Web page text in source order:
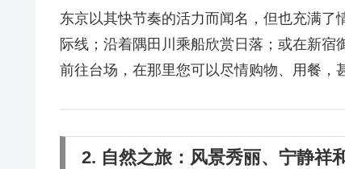
东京以其快节奏的活力而闻名，但也充满
际线；沿着隅田川乘船欣赏日落；或在新
前往台场，在那里您可以尽情购物、用餐，
2. 自然之旅：风景秀丽、宁静祥